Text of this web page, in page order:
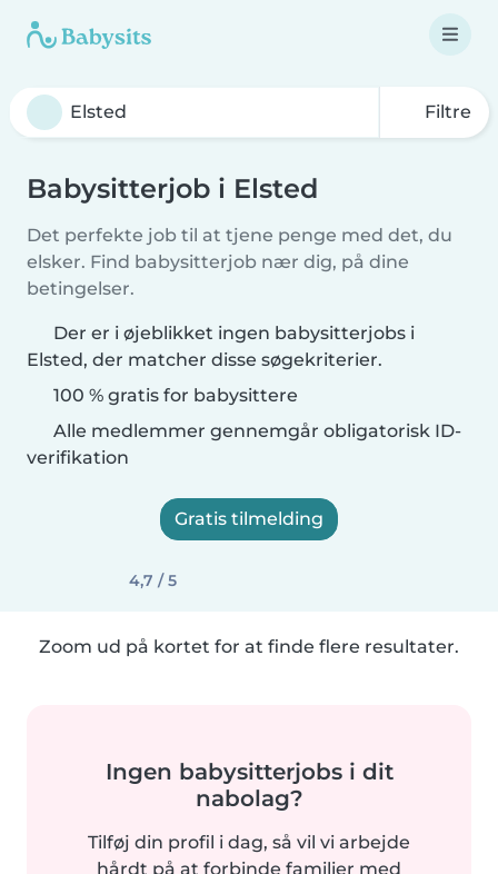
Filtre
Babysitterjob i Elsted
Det perfekte job til at tjene penge med det, du
elsker. Find babysitterjob nær dig, på dine
betingelser.
Der er i øjeblikket ingen babysitterjobs i
Elsted, der matcher disse søgekriterier.
100 % gratis for babysittere
Alle medlemmer gennemgår obligatorisk ID-
verifikation
Gratis tilmelding
4,7 / 5
Zoom ud på kortet for at finde flere resultater.
Ingen babysitterjobs i dit
nabolag?
Tilføj din profil i dag, så vil vi arbejde
hårdt på at forbinde familier med